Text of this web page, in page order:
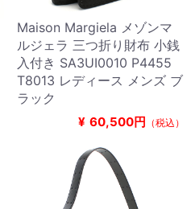
Maison Margiela メゾンマ
ルジェラ 三つ折り財布 小銭
入付き SA3UI0010 P4455
T8013 レディース メンズ ブ
ラック
¥ 60,500円 （税込）